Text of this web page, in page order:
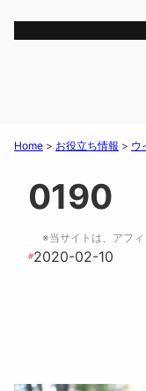
Home > お役立ち情報 > ウ
0190
※当サイトは、アフ
#2020-02-10